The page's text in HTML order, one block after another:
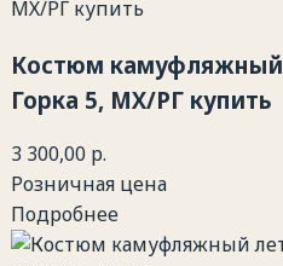
Костюм
Горка 5, МХ/РГ купить
3 300,00 р.
Розничная цена
Подробнее